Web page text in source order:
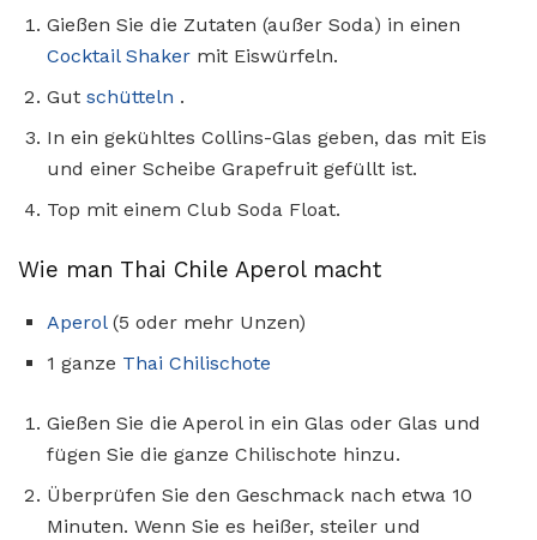
Gießen Sie die Zutaten (außer Soda) in einen
Cocktail Shaker mit Eiswürfeln.
Gut schütteln .
In ein gekühltes Collins-Glas geben, das mit Eis
und einer Scheibe Grapefruit gefüllt ist.
Top mit einem Club Soda Float.
Wie man Thai Chile Aperol macht
Aperol(5 oder mehr Unzen)
1 ganze Thai Chilischote
Gießen Sie die Aperol in ein Glas oder Glas und
fügen Sie die ganze Chilischote hinzu.
Überprüfen Sie den Geschmack nach etwa 10
Minuten. Wenn Sie es heißer, steiler und